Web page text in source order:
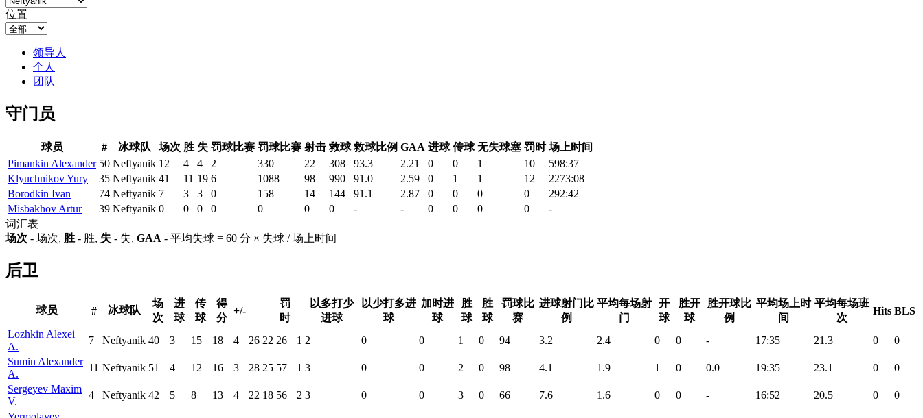
位置
领导人
个人
团队
守门员
球员 # 冰球队 场次 胜 失 罚球比赛 罚球比赛 射击 救球 救球比例 GAA 进球 传球 无失球塞 罚时 场上时间
Pimankin Alexander 50 Neftyanik 12 4 4 2 330 22 308 93.3 2.21 0 0 1 10
598:37
Klyuchnikov Yury
35 Neftyanik 41 11 19 6 1088 98 990 91.0 2.59 0 1 1 12
2273:08
Borodkin Ivan
74 Neftyanik 7 3 3 0 158 14 144 91.1 2.87 0 0 0 0
292:42
Misbakhov Artur
39 Neftyanik 0 0 0 0 0 0 0 - - 0 0 0 0
-
词汇表
场次 - 场次, 胜 - 胜, 失 - 失, GAA - 平均失球 = 60 分 × 失球 / 场上时间
后卫
球员 # 冰球队
场
次
进
球
传
球
得
分
+/-
罚
时
以多打少
进球
以少打多进
球
加时进
球
胜
球
胜
球
罚球比
赛
进球射门比
例
平均每场射
门
开
球
胜开
球
胜开球比
例
平均场上时
间
平均每场班
次
Hits BLS
Lozhkin Alexei
A.
7 Neftyanik 40 3 15 18 4 26 22 26 1 2 0 0 1 0 94 3.2 2.4 0 0 - 17:35 21.3 0
0
Sumin Alexander
A.
11 Neftyanik 51 4 12 16 3 28 25 57 1 3 0 0 2 0 98 4.1 1.9 1 0 0.0 19:35 23.1 0
0
Sergeyev Maxim
V.
4 Neftyanik 42 5 8 13 4 22 18 56 2 3 0 0 3 0 66 7.6 1.6 0 0 - 16:52 20.5 0
0